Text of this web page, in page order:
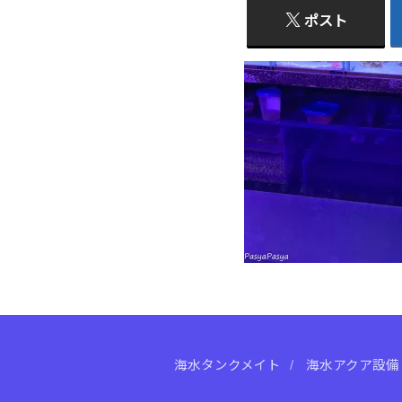
ポスト
海水タンクメイト 海水アクア設備